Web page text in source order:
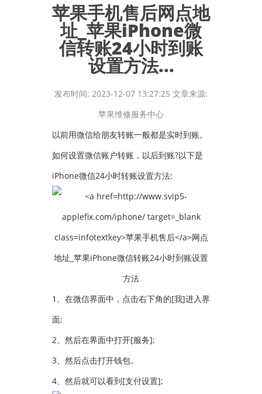
苹果手机售后网点地
址_苹果iPhone微
信转账24小时到账
设置方法...
发布时间: 2023-12-07 13:27:25 文章来源:
苹果维修服务中心
以前用微信给朋友转账一般都是实时到账。
如何设置微信账户转账，以后到账?以下是
iPhone微信24小时转账设置方法:
1、在微信界面中，点击右下角的[我]进入界
面;
2、然后在界面中打开[服务];
3、然后点击打开钱包。
4、然后就可以看到[支付设置];